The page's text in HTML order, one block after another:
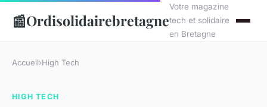
📰Ordisolidairebretagne
Votre magazine
tech et solidaire
en Bretagne
Accueil›High Tech
HIGH TECH